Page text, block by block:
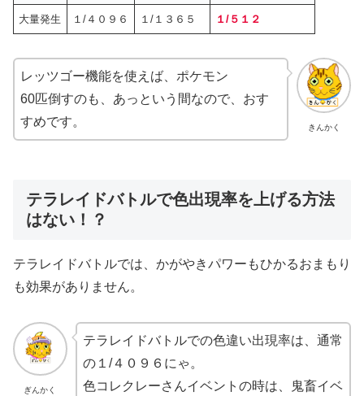
大量発生 １/４０９６ １/１３６５ １/５１２
きんかく
レッツゴー機能を使えば、ポケモン
60匹倒すのも、あっという間なので、おす
すめです。
テラレイドバトルで色出現率を上げる方法
はない！？
テラレイドバトルでは、かがやきパワーもひかるおまもり
も効果がありません。
ぎんかく
テラレイドバトルでの色違い出現率は、通常
の１/４０９６にゃ。
色コレクレーさんイベントの時は、鬼畜イベ